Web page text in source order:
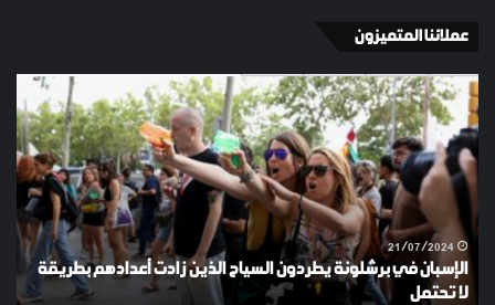
عملائنا المتميزون
الإسبان
في
برشلونة
يطردون
السياح
الذين
زادت
أعدادهم
بطريقة
21/07/2024
الإسبان في برشلونة يطردون السياح الذين زادت أعدادهم بطريقة
لا تحتمل